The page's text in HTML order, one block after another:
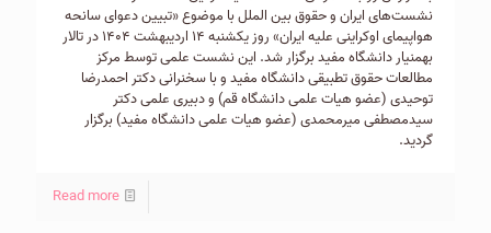
نشست‌های ایران و حقوق بین الملل با موضوع «تبیین دعوای سانحه
هواپیمای اوکراینی علیه ایران» روز یکشنبه ۱۴ اردیبهشت ۱۴۰۴ در تالار
بهمنیار دانشگاه مفید برگزار شد. این نشست علمی توسط مرکز
مطالعات حقوق تطبیقی دانشگاه مفید و با سخنرانی دکتر احمدرضا
توحیدی (عضو هیات علمی دانشگاه قم) و دبیری علمی دکتر
سیدمصطفی میرمحمدی (عضو هیات علمی دانشگاه مفید) برگزار
گردید.
Read more